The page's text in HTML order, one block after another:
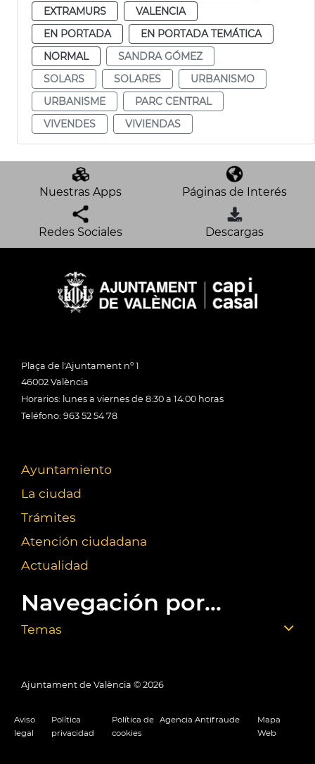
EXTRAMURS
VALENCIA
EN PORTADA
EN PORTADA TEMÁTICA
NORMAL
SANDRA GÓMEZ
SOLARS
SOLARES
URBANISMO
URBANISME
PARC CENTRAL
VIVENDES
VIVIENDAS
Nuestras Apps Páginas de Interés
Redes Sociales Descargas
Plaça de l'Ajuntament nº 1
46002 València
Horarios: lunes a viernes de 8:30 a 14:00 horas
Teléfono: 963 52 54 78
Ayuntamiento
La ciudad
Trámites
Atención ciudadana
Actualidad
Navegación por...
Temas
Ajuntament de València © 2026
Aviso
legal
Política
privacidad
Política de
cookies
Agencia Antifraude
Mapa
Web